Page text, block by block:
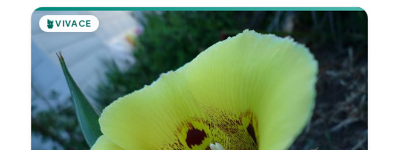
🪴VIVACE